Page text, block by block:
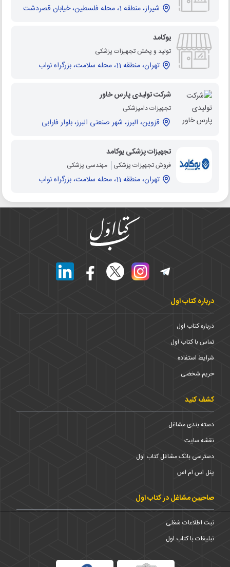
شیراز، منطقه 1، محله فلسطین، خیابان قصردشت
یوکامد
تولید و پخش تجهیزات پزشکی
تهران، منطقه 11، محله سلامت، بزرگراه نواب
شرکت تولیدی پارس خاور
تجهیزات دامپزشکی
قزوین، البرز، شهر صنعتی البرز، بلوار فارابی
تجهیزات پزشکی یوکامد
فروش تجهیزات پزشکی مهندسی پزشکی
تهران، منطقه 11، محله سلامت، بزرگراه نواب
درباره کتاب اول
درباره کتاب اول
تماس با کتاب اول
شرایط استفاده
حریم شخضی
کشف کنید
دسته بندی مشاغل
نقشه سایت
دسترسی بانک مشاغل کتاب اول
پنل اس ام اس
صاحبین مشاغل در کتاب اول
ثبت اطلاعات شغلی
تبلیغات با کتاب اول